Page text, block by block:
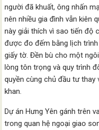
người đã khuất, ông nhấn
nên nhiều gia đình vẫn kiên
này giải thích vì sao tiến độ
được đo đếm bằng lịch
giấy tờ. Đền bù cho một
lòng tôn trọng và quy trình
quyền cùng chủ đầu tư thay
khan.
Dự án Hưng Yên gánh trên
trong quan hệ ngoại giao